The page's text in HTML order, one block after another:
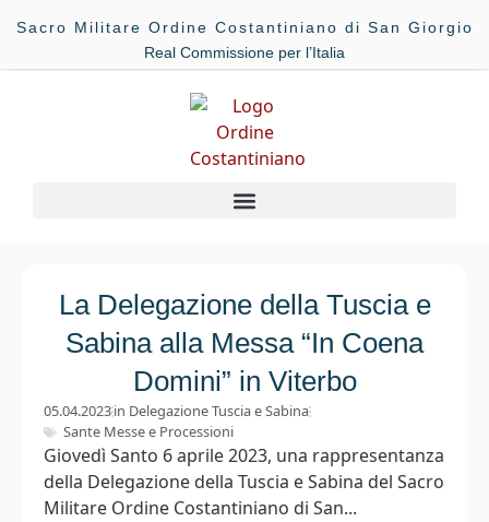
Sacro Militare Ordine Costantiniano di San Giorgio
Real Commissione per l’Italia
La Delegazione della Tuscia e
Sabina alla Messa “In Coena
Domini” in Viterbo
05.04.2023in Delegazione Tuscia e Sabina
Sante Messe e Processioni
Giovedì Santo 6 aprile 2023, una rappresentanza
della Delegazione della Tuscia e Sabina del Sacro
Militare Ordine Costantiniano di San...